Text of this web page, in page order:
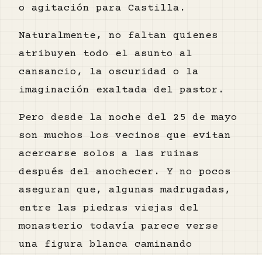
o agitación para Castilla.
Naturalmente, no faltan quienes
atribuyen todo el asunto al
cansancio, la oscuridad o la
imaginación exaltada del pastor.
Pero desde la noche del 25 de mayo
son muchos los vecinos que evitan
acercarse solos a las ruinas
después del anochecer. Y no pocos
aseguran que, algunas madrugadas,
entre las piedras viejas del
monasterio todavía parece verse
una figura blanca caminando